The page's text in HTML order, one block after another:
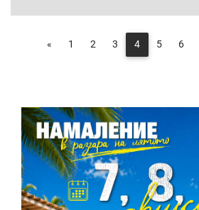
« 1 2 3 4 5 6